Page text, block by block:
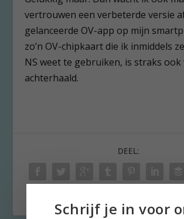
vertrouwen een verbeterde versie
gelanceerde OV-app op mijn
zo’n OV-chipkaart die ik inmiddels
NS weet te gebruiken, is straks ook
achterhaald.
DEEL:
Schrijf je in voor